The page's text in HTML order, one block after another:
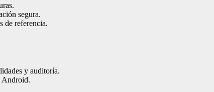
segura.
de referencia.
y auditoría.
Android.